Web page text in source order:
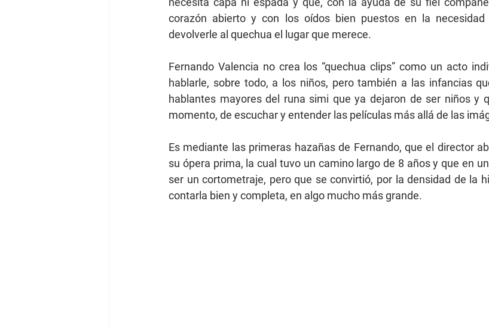
corazón abierto y con los oídos bien puestos en la
devolverle al quechua el lugar que merece.
Fernando Valencia no crea los “quechua clips” como un acto
hablarle, sobre todo, a los niños, pero también a las infancias
hablantes mayores del runa simi que ya dejaron de ser niños y
momento, de escuchar y entender las películas más allá de las
Es mediante las primeras hazañas de Fernando, que el director
su ópera prima, la cual tuvo un camino largo de 8 años y que en
ser un cortometraje, pero que se convirtió, por la densidad de la
contarla bien y completa, en algo mucho más grande.